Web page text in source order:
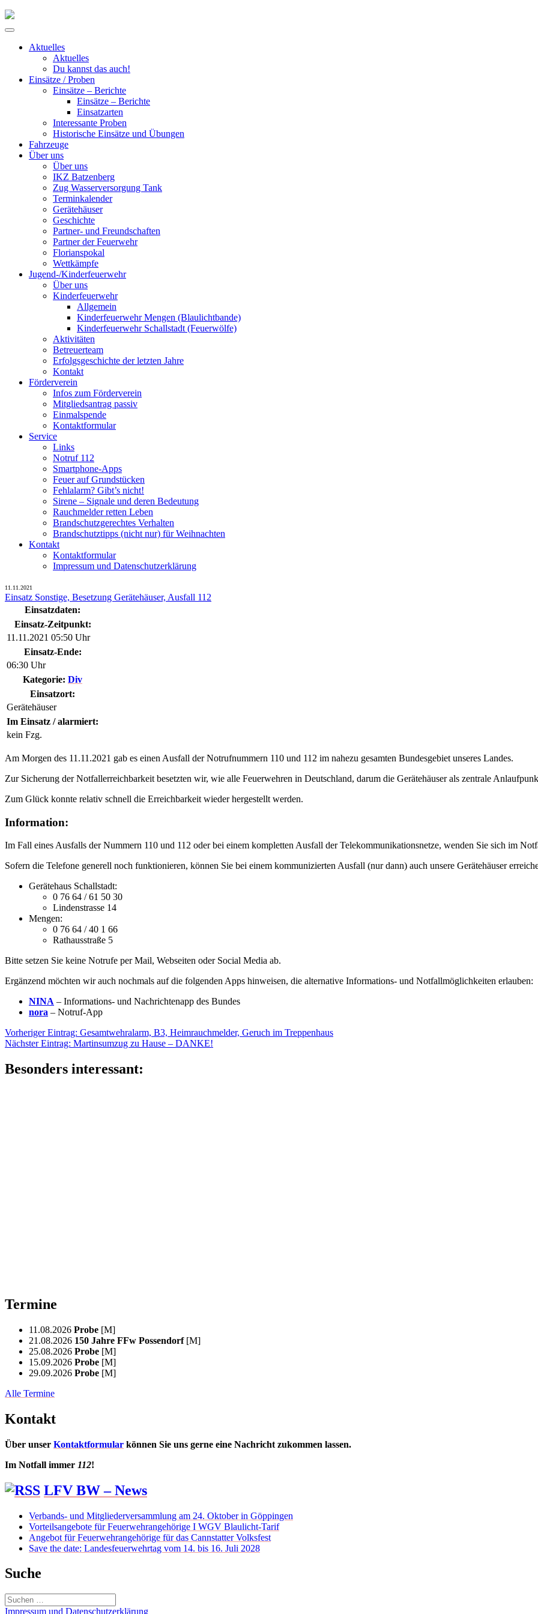
Skip
Primary
Aktuelles
Aktuelles
Du kannst das auch!
Einsätze / Proben
Einsätze – Berichte
Einsätze – Berichte
Einsatzarten
Interessante Proben
Historische Einsätze und Übungen
Fahrzeuge
Über uns
Über uns
IKZ Batzenberg
Zug Wasserversorgung Tank
Terminkalender
Gerätehäuser
Geschichte
Partner- und Freundschaften
Partner der Feuerwehr
Florianspokal
Wettkämpfe
Jugend-/Kinderfeuerwehr
Über uns
Kinderfeuerwehr
Allgemein
Kinderfeuerwehr Mengen (Blaulichtbande)
Kinderfeuerwehr Schallstadt (Feuerwölfe)
Aktivitäten
Betreuerteam
Erfolgsgeschichte der letzten Jahre
Kontakt
Förderverein
Infos zum Förderverein
Mitgliedsantrag passiv
Einmalspende
Kontaktformular
Service
Links
Notruf 112
Smartphone-Apps
Feuer auf Grundstücken
Fehlalarm? Gibt’s nicht!
Sirene – Signale und deren Bedeutung
Rauchmelder retten Leben
Brandschutzgerechtes Verhalten
Brandschutztipps (nicht nur) für Weihnachten
Kontakt
Kontaktformular
Impressum und Datenschutzerklärung
11.11.2021
Einsatz Sonstige, Besetzung Gerätehäuser, Ausfall 112
Einsatzdaten:
Einsatz-Zeitpunkt:
11.11.2021 05:50 Uhr
Einsatz-Ende:
06:30 Uhr
Kategorie: Div
Einsatzort:
Gerätehäuser
Im Einsatz / alarmiert:
kein Fzg.
Am Morgen des 11.11.2021 gab es einen Ausfall der Notrufnummern 110 und 112 im nahezu gesamten Bundesgebiet unseres Landes.
Zur Sicherung der Notfallerreichbarkeit besetzten wir, wie alle Feuerwehren in Deutschland, darum die Gerätehäuser als zentrale
Zum Glück konnte relativ schnell die Erreichbarkeit wieder hergestellt werden.
Information:
Im Fall eines Ausfalls der Nummern 110 und 112 oder bei einem kompletten Ausfall der Telekommunikationsnetze, wenden Sie sich im
Sofern die Telefone generell noch funktionieren, können Sie bei einem kommunizierten Ausfall (nur dann) auch unsere Gerätehäuser
Gerätehaus Schallstadt:
0 76 64 / 61 50 30
Lindenstrasse 14
Mengen:
0 76 64 / 40 1 66
Rathausstraße 5
Bitte setzen Sie keine Notrufe per Mail, Webseiten oder Social Media ab.
Ergänzend möchten wir auch nochmals auf die folgenden Apps hinweisen, die alternative Informations- und Notfallmöglichkeiten erlauben:
NINA – Informations- und Nachrichtenapp des Bundes
nora – Notruf-App
Beitragsnavigation
Vorheriger Eintrag: Vorheriger
Eintrag:
Gesamtwehralarm, B3, Heimrauchmelder, Geruch im Treppenhaus
Nächster Eintrag: Nächster
Martinsumzug zu Hause – DANKE!
Besonders interessant:
Termine
11.08.2026 Probe [M]
21.08.2026 150 Jahre FFw Possendorf [M]
25.08.2026 Probe [M]
15.09.2026 Probe [M]
29.09.2026 Probe [M]
Alle Termine
Kontakt
Über unser Kontaktformular können Sie uns gerne eine Nachricht zukommen lassen.
Im Notfall immer 112!
LFV BW – News
Verbands- und Mitgliederversammlung am 24. Oktober in Göppingen
Vorteilsangebote für Feuerwehrangehörige I WGV Blaulicht-Tarif
Angebot für Feuerwehrangehörige für das Cannstatter Volksfest
Save the date: Landesfeuerwehrtag vom 14. bis 16. Juli 2028
Suche
Suchen
nach:
Impressum und Datenschutzerklärung